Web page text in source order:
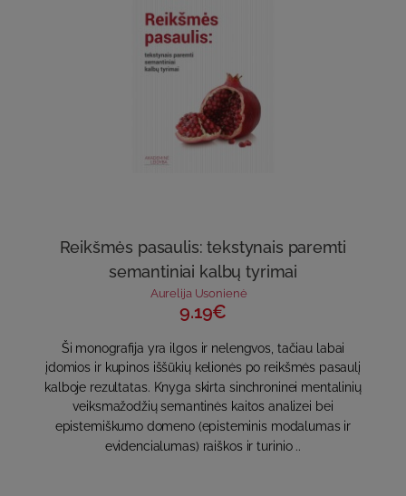
Reikšmės pasaulis: tekstynais paremti
semantiniai kalbų tyrimai
Aurelija Usonienė
9.19€
Ši monografija yra ilgos ir nelengvos, tačiau labai
įdomios ir kupinos iššūkių kelionės po reikšmės pasaulį
kalboje rezultatas. Knyga skirta sinchroninei mentalinių
veiksmažodžių semantinės kaitos analizei bei
epistemiškumo domeno (episteminis modalumas ir
evidencialumas) raiškos ir turinio ..